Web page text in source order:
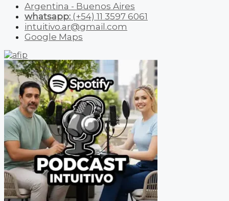
Argentina - Buenos Aires
whatsapp: (+54) 11 3597 6061
intuitivo.ar@gmail.com
Google Maps